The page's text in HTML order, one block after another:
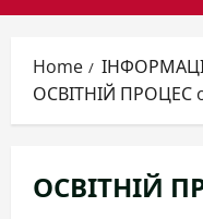
Home
ОСВІТНІЙ ПРОЦЕС
ОСВІТНІЙ